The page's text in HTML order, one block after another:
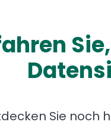
Sie noch